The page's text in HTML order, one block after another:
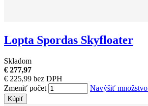
Lopta Spordas Skyfloater
Skladom
€ 277,97
€ 225,99 bez DPH
Zmeniť počet
Navýšiť množstvo
Kúpiť